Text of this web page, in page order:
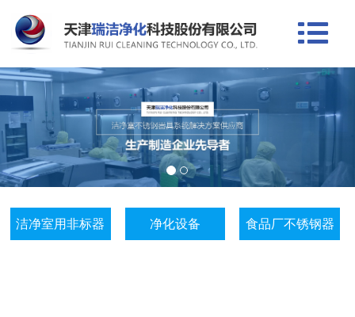
洁净室用非标器 净化设备 食品厂不锈钢器